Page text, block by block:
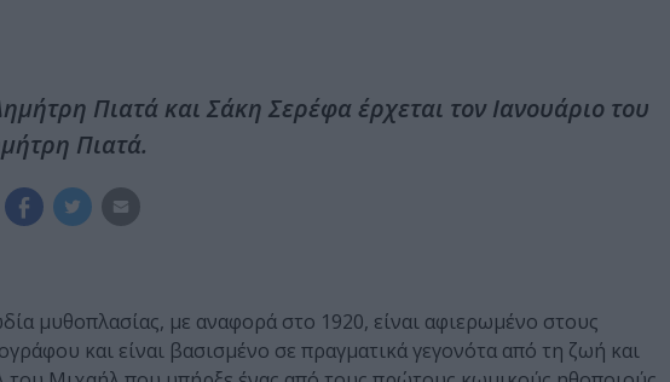
Πιατά και Σάκη Σερέφα έρχεται τον Ιανουάριο του
Πιατά.
μυθοπλασίας, με αναφορά στο 1920, είναι αφιερωμένο στους
και είναι βασισμένο σε πραγματικά γεγονότα από τη ζωή και